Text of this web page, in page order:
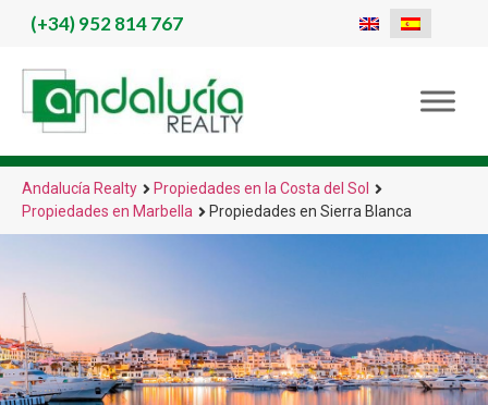
(+34)952 814 767
Andalucía Realty
Propiedades en la Costa del Sol
Propiedades en Marbella
Propiedades en Sierra Blanca